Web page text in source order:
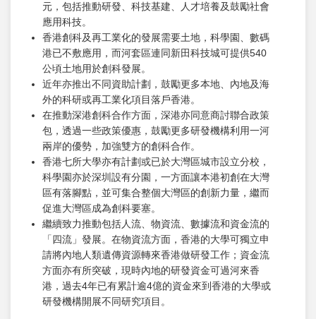
元，包括推動研發、科技基建、人才培養及鼓勵社會
應用科技。
香港創科及再工業化的發展需要土地，科學園、數碼
港已不敷應用，而河套區連同新田科技城可提供540
公頃土地用於創科發展。
近年亦推出不同資助計劃，鼓勵更多本地、內地及海
外的科研或再工業化項目落戶香港。
在推動深港創科合作方面，深港亦同意商討聯合政策
包，透過一些政策優惠，鼓勵更多研發機構利用一河
兩岸的優勢，加強雙方的創科合作。
香港七所大學亦有計劃或已於大灣區城市設立分校，
科學園亦於深圳設有分園，一方面讓本港初創在大灣
區有落腳點，並可集合整個大灣區的創新力量，繼而
促進大灣區成為創科要塞。
繼續致力推動包括人流、物資流、數據流和資金流的
「四流」發展。在物資流方面，香港的大學可獨立申
請將內地人類遺傳資源轉來香港做研發工作；資金流
方面亦有所突破，現時內地的研發資金可過河來香
港，過去4年已有累計逾4億的資金來到香港的大學或
研發機構開展不同研究項目。